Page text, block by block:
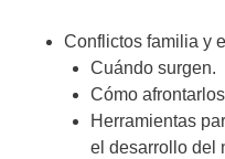
Conflictos familia y
Cuándo surgen.
Cómo
Herramientas
el desarrollo del